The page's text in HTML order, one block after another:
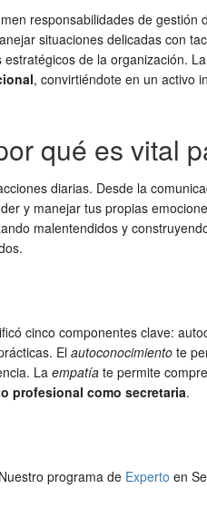
responsabilidades de
situaciones delicadas con
de la
, convirtiéndote en un activo
qué es vital
diarias. Desde la
y manejar tus propias
malentendidos y
cinco componentes clave:
El autoconocimiento te
Laempatía te permite
profesional como secretaria.
programa de Experto en